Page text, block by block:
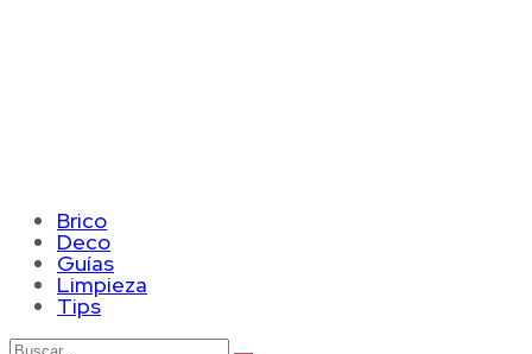
Brico
Deco
Guías
Limpieza
Tips